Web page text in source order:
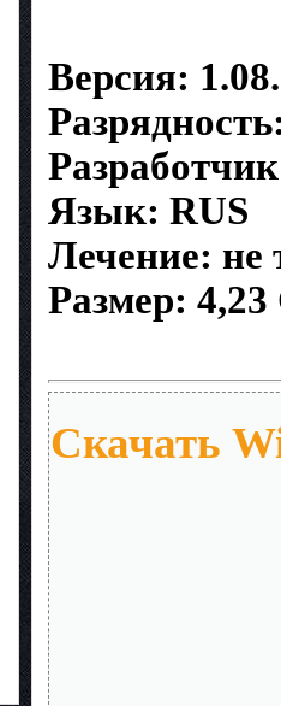
Версия:
Язык: RUS
Лечение: не
Размер: 4,23
Скачать